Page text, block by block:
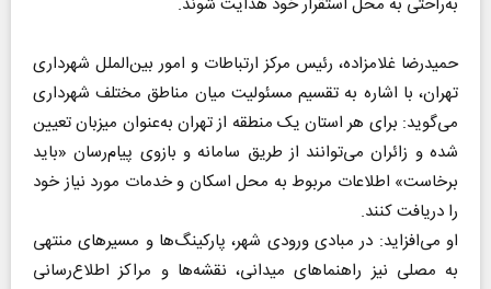
حمیدرضا غلامزاده، رئیس مرکز ارتباطات و امور بین‌الملل شهرداری
تهران، با اشاره به تقسیم مسئولیت میان مناطق مختلف شهرداری
می‌گوید: برای هر استان یک منطقه از تهران به‌عنوان میزبان تعیین
شده و زائران می‌توانند از طریق سامانه و بازوی پیام‌رسان «باید
برخاست» اطلاعات مربوط به محل اسکان و خدمات مورد نیاز خود
را دریافت کنند.
او می‌افزاید: در مبادی ورودی شهر، پارکینگ‌ها و مسیر‌های منتهی
به مصلی نیز راهنما‌های میدانی، نقشه‌ها و مراکز اطلاع‌رسانی